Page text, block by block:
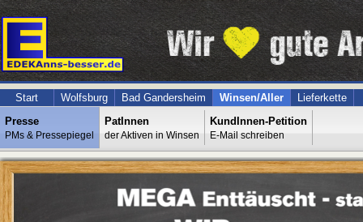
Start Wolfsburg Bad Gandersheim Winsen/Aller
Lieferkette
Presse
PMs & Pressepiegel
PatInnen
der Aktiven in Winsen
KundInnen-Petition
E-Mail schreiben